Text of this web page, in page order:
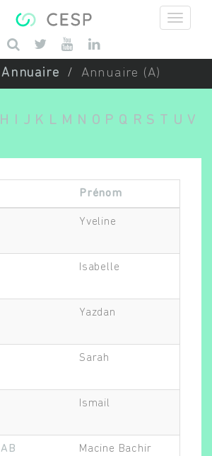
Saisissez vos mots-clés
Annuaire Annuaire (A)
H J K L M N O P Q R S T U V
Prénom
Yveline
Isabelle
Yazdan
Sarah
Ismail
Macine Bachir